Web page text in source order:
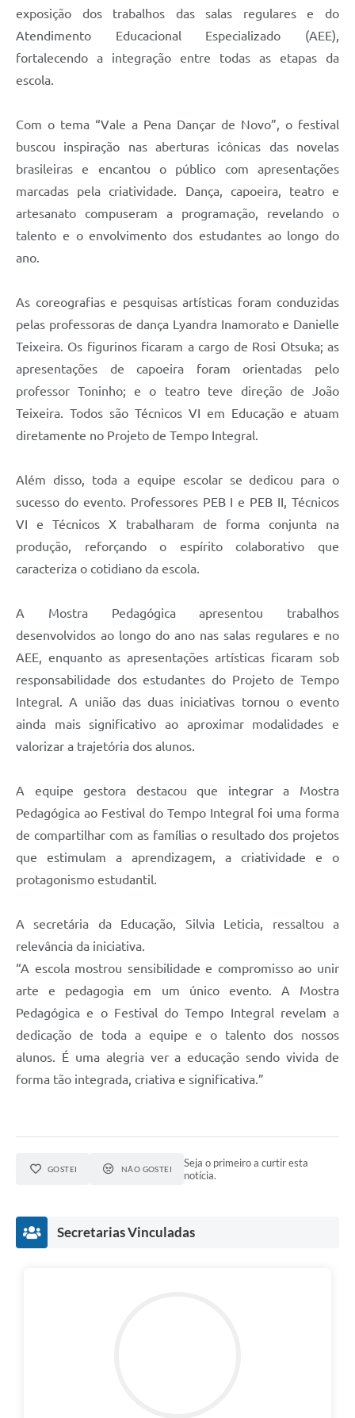
exposição dos trabalhos das salas regulares e do
Atendimento Educacional Especializado (AEE),
fortalecendo a integração entre todas as etapas da
escola.
Com o tema “Vale a Pena Dançar de Novo”, o festival
buscou inspiração nas aberturas icônicas das novelas
brasileiras e encantou o público com apresentações
marcadas pela criatividade. Dança, capoeira, teatro e
artesanato compuseram a programação, revelando o
talento e o envolvimento dos estudantes ao longo do
ano.
As coreografias e pesquisas artísticas foram conduzidas
pelas professoras de dança Lyandra Inamorato e Danielle
Teixeira. Os figurinos ficaram a cargo de Rosi Otsuka; as
apresentações de capoeira foram orientadas pelo
professor Toninho; e o teatro teve direção de João
Teixeira. Todos são Técnicos VI em Educação e atuam
diretamente no Projeto de Tempo Integral.
Além disso, toda a equipe escolar se dedicou para o
sucesso do evento. Professores PEB I e PEB II, Técnicos
VI e Técnicos X trabalharam de forma conjunta na
produção, reforçando o espírito colaborativo que
caracteriza o cotidiano da escola.
A Mostra Pedagógica apresentou trabalhos
desenvolvidos ao longo do ano nas salas regulares e no
AEE, enquanto as apresentações artísticas ficaram sob
responsabilidade dos estudantes do Projeto de Tempo
Integral. A união das duas iniciativas tornou o evento
ainda mais significativo ao aproximar modalidades e
valorizar a trajetória dos alunos.
A equipe gestora destacou que integrar a Mostra
Pedagógica ao Festival do Tempo Integral foi uma forma
de compartilhar com as famílias o resultado dos projetos
que estimulam a aprendizagem, a criatividade e o
protagonismo estudantil.
A secretária da Educação, Silvia Leticia, ressaltou a
relevância da iniciativa.
“A escola mostrou sensibilidade e compromisso ao unir
arte e pedagogia em um único evento. A Mostra
Pedagógica e o Festival do Tempo Integral revelam a
dedicação de toda a equipe e o talento dos nossos
alunos. É uma alegria ver a educação sendo vivida de
forma tão integrada, criativa e significativa.”
GOSTEI NÃO GOSTEI
Seja o primeiro a curtir esta
notícia.
Secretarias Vinculadas